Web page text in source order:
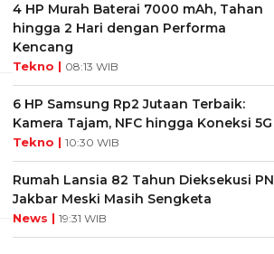
4 HP Murah Baterai 7000 mAh, Tahan
hingga 2 Hari dengan Performa
Kencang
Tekno | 08:13 WIB
6 HP Samsung Rp2 Jutaan Terbaik:
Kamera Tajam, NFC hingga Koneksi 5G
Tekno | 10:30 WIB
Rumah Lansia 82 Tahun Dieksekusi PN
Jakbar Meski Masih Sengketa
News | 19:31 WIB